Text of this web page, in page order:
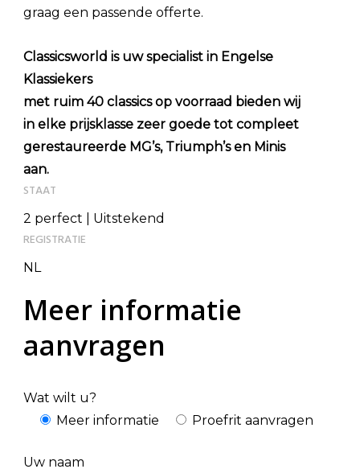
graag een passende offerte.
Classicsworld is uw specialist in Engelse
Klassiekers
met ruim 40 classics op voorraad bieden wij
in elke prijsklasse zeer goede tot compleet
gerestaureerde MG’s, Triumph’s en Minis
aan.
STAAT
2 perfect | Uitstekend
REGISTRATIE
NL
Meer informatie
aanvragen
Wat wilt u?
Meer informatie
Proefrit aanvragen
Uw naam